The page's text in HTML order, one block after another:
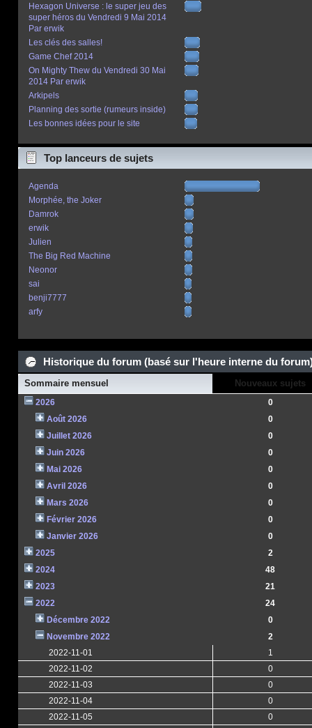
Hexagon Universe : le super jeu des
super héros du Vendredi 9 Mai 2014
Par erwik
Les clés des salles!
Game Chef 2014
On Mighty Thew du Vendredi 30 Mai
2014 Par erwik
Arkipels
Planning des sortie (rumeurs inside)
Les bonnes idées pour le site
Top lanceurs de sujets
Agenda
Morphée, the Joker
Damrok
erwik
Julien
The Big Red Machine
Neonor
sai
benji7777
arfy
Historique du forum (basé sur l'heure interne du
Sommaire mensuel Nouveaux sujets
2026
0
Août 2026
0
Juillet 2026
0
Juin 2026
0
Mai 2026
0
Avril 2026
0
Mars 2026
0
Février 2026
0
Janvier 2026
0
2025
2
2024
48
2023
21
2022
24
Décembre 2022
0
Novembre 2022
2
2022-11-01
1
2022-11-02
0
2022-11-03
0
2022-11-04
0
2022-11-05
0